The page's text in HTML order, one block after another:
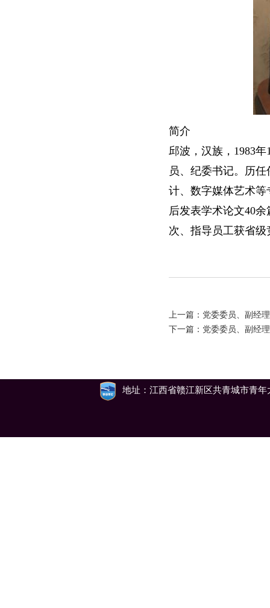
​简介
邱波，汉族，1983
员、纪委书记。历
计、数字媒体艺术
后发表学术论文40
次、指导员工获省
上一篇： 党委委员、副经
下一篇： 党委委员、副经
地址：江西省赣江新区共青城市青年